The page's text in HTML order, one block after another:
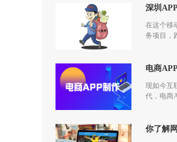
深圳
在这个移
务项目，
电商
现如今互
代，电商
你了解